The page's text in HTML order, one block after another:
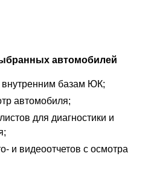
автомобилей
внутренним базам ЮК;
автомобиля;
для диагностики и
и видеоотчетов с осмотра